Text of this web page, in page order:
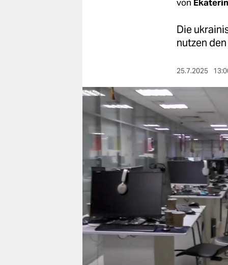
wahrheit
verlag
verlag
veranstaltungen
shop
fragen & hilfe
unterstützen
abo
genossenschaft
von
Die
nutzen
25.7.2025